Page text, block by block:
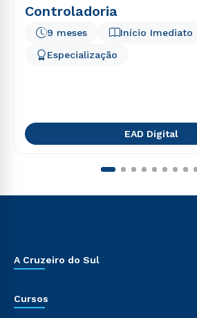
Controladoria
Início Imediato
9 meses
Especialização
EAD Digital
A Cruzeiro do Sul
Cursos